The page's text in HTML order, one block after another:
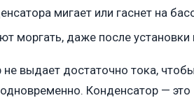
мигает или гаснет на
моргать, даже после установки
не выдает достаточно тока,
одновременно. Конденсатор —